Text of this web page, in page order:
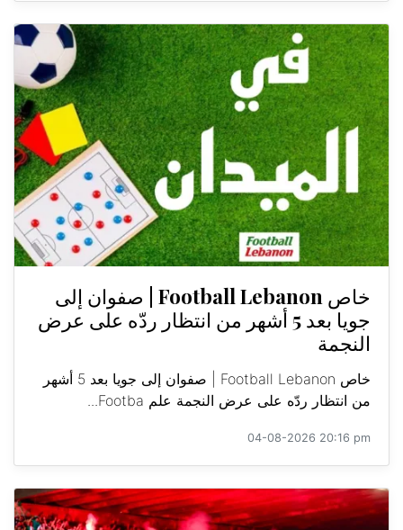
خاص Football Lebanon | صفوان إلى
جويا بعد 5 أشهر من انتظار ردّه على عرض
النجمة
خاص Football Lebanon | صفوان إلى جويا بعد 5 أشهر
من انتظار ردّه على عرض النجمة علم Footba...
04-08-2026 20:16 pm